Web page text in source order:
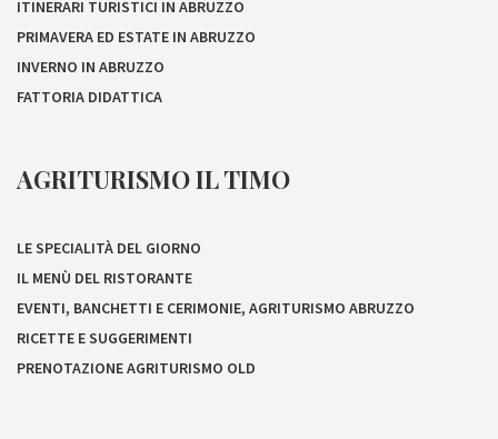
ITINERARI TURISTICI IN ABRUZZO
PRIMAVERA ED ESTATE IN ABRUZZO
INVERNO IN ABRUZZO
FATTORIA DIDATTICA
AGRITURISMO IL TIMO
LE SPECIALITÀ DEL GIORNO
IL MENÙ DEL RISTORANTE
EVENTI, BANCHETTI E CERIMONIE, AGRITURISMO ABRUZZO
RICETTE E SUGGERIMENTI
PRENOTAZIONE AGRITURISMO OLD